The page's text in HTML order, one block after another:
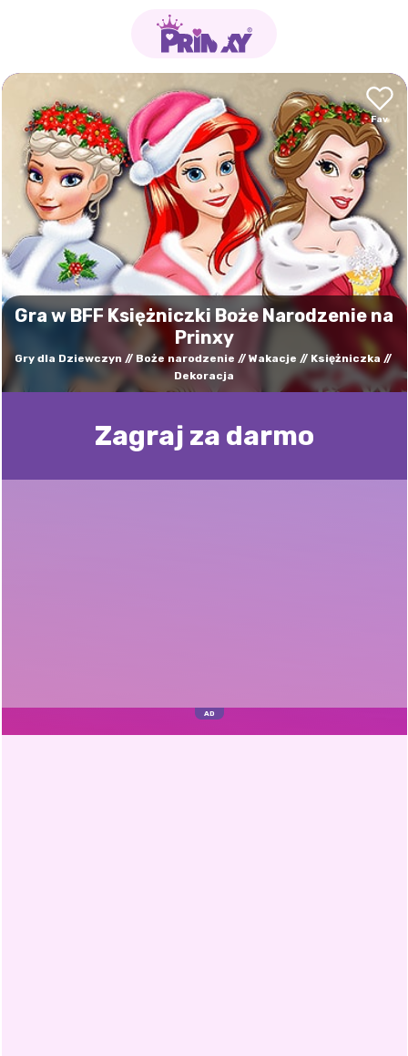
Gra w BFF Księżniczki Boże Narodzenie na
Prinxy
Gry dla Dziewczyn Boże narodzenie Wakacje
Księżniczka
Dekoracja
Zagraj za darmo